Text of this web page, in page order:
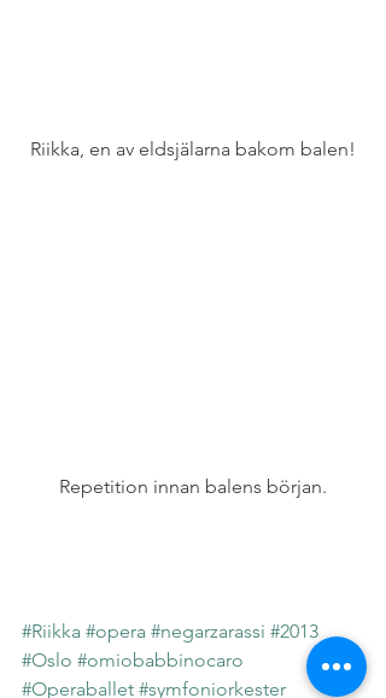
Riikka, en av eldsjälarna bakom balen!
Repetition innan balens början.
#Riikka #opera #negarzarassi #2013
#Oslo #omiobabbinocaro
#Operaballet #symfoniorkester